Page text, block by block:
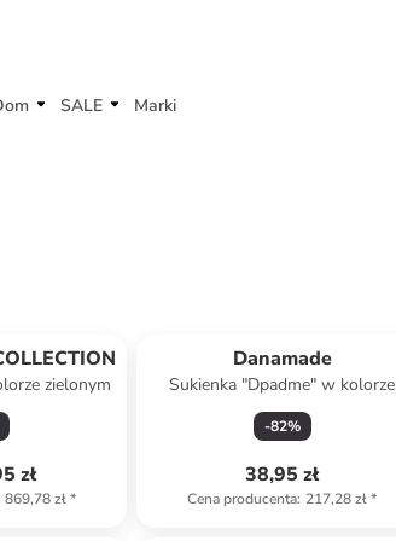
SALE Marki
zielonym
zł
869,78 zł*
Danamade
Sukienka "Dpadme" w kolorze
jasnoróżowym
-82%
38,95 zł
Cena producenta: 217,28 zł*